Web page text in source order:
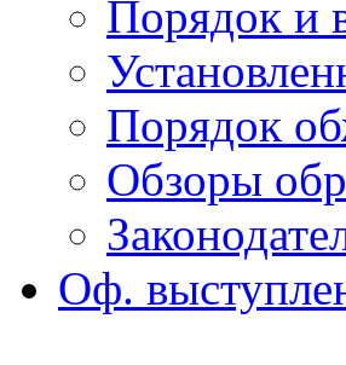
Порядок и
Порядок
Обзоры
Оф.